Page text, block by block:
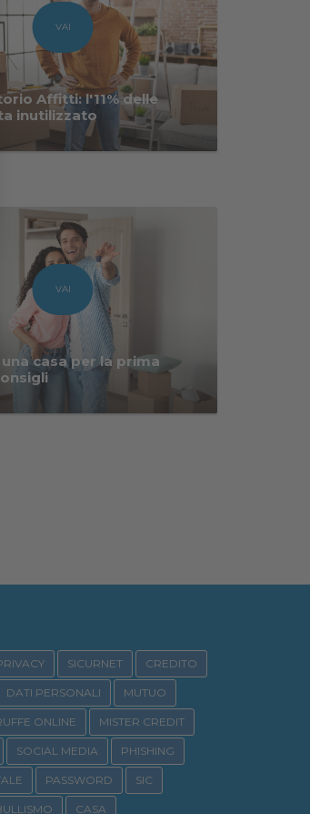
Affitti: l'11% delle
inutilizzato
VAI
casa per la prima
VAI
SICURNET CREDITO
DATI PERSONALI MUTUO
ONLINE MISTER CREDIT
SOCIAL MEDIA PHISHING
PASSWORD SIC
CASA